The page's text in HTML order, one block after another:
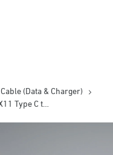
Cable (Data & Charger)
Kabel Data JETE CX11 Type C to Lightning 65W